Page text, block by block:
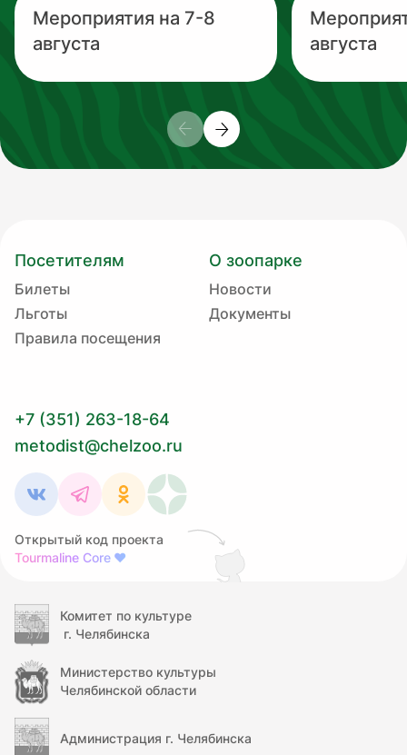
Мероприятия на 7-8
августа
августа
Посетителям
Билеты
Льготы
Правила посещения
О зоопарке
Новости
Документы
+7 (351) 263-18-64
metodist@chelzoo.ru
Открытый код проекта
Tourmaline Core ❤
Комитет по культуре
г. Челябинска
Министерство культуры
Челябинской области
Администрация г. Челябинска